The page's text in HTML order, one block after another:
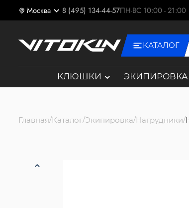
Москва 8 (495) 134-44-57ПН-ВС 10:00 - 21:00
КАТАЛОГ
КЛЮШКИ ЭКИПИРОВКА
Главная Каталог Экипировка Нагрудники